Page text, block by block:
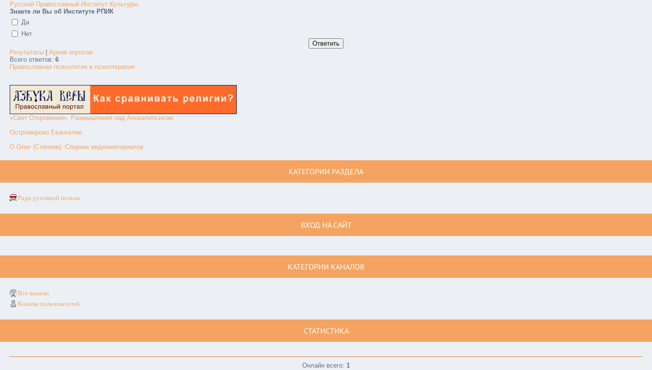
Русский Православный Институт Культуры
Знаете ли Вы об Институте РПИК
Да
Нет
Результаты
Архив опросов
Всего ответов: 6
Православная психология и психотерапия
«Свет Откровения». Размышления над Апокалипсисом
Остромирово Евангелие
О.Олег (Стеняев). Сборник видеоматериалов
КАТЕГОРИИ РАЗДЕЛА
Ради духовной пользы
ВХОД НА САЙТ
КАТЕГОРИИ КАНАЛОВ
Все каналы
Каналы пользователей
СТАТИСТИКА
Онлайн всего: 1